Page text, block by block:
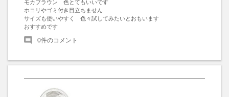
モカブラウン　色とてもいいです
ホコリやゴミ付き目立ちません
サイズも使いやすく　色々試してみたいとおもいます
おすすめです
0件のコメント